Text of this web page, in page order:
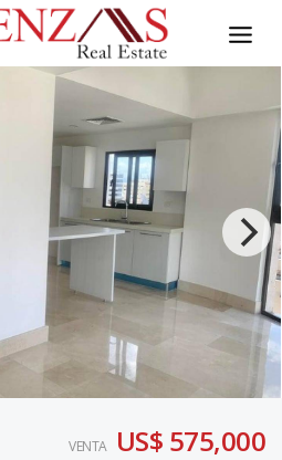
VENTA US$ 575,000